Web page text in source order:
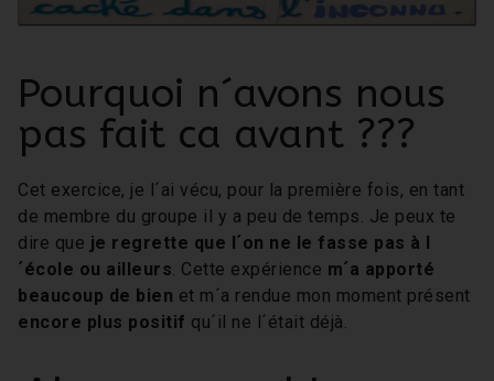
Pourquoi n´avons nous
pas fait ca avant ???
Cet exercice, je l´ai vécu, pour la première fois, en tant
de membre du groupe il y a peu de temps. Je peux te
dire que je regrette que l´on ne le fasse pas à l
´école ou ailleurs . Cette expérience m´a apporté
beaucoup de bien et m´a rendue mon moment présent
encore plus positif qu´il ne l´était déjà.